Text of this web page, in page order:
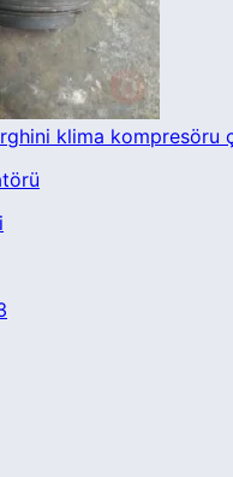
klima kompresöru